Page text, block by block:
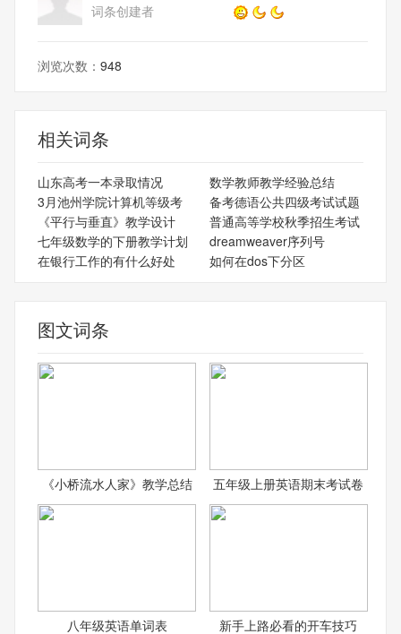
词条创建者
浏览次数： 948
相关词条
山东高考一本录取情况
数学教师教学经验总结
3月池州学院计算机等级考
备考德语公共四级考试试题
《平行与垂直》教学设计
普通高等学校秋季招生考试
七年级数学的下册教学计划
dreamweaver序列号
在银行工作的有什么好处
如何在dos下分区
图文词条
《小桥流水人家》教学总结 五年级上册英语期末考试卷
八年级英语单词表 新手上路必看的开车技巧